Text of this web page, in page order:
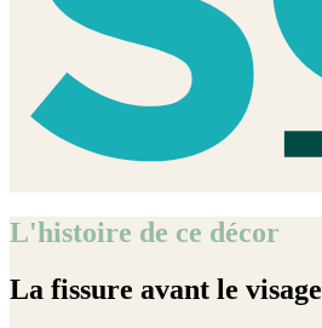
L'histoire de ce décor
La fissure avant le visage